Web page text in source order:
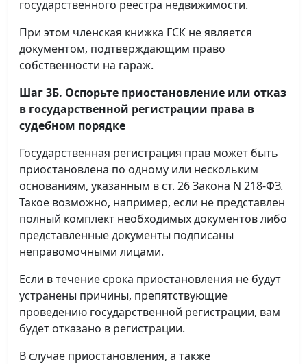
государственного реестра недвижимости.
При этом членская книжка ГСК не является
документом, подтверждающим право
собственности на гараж.
Шаг 3Б. Оспорьте приостановление или отказ
в государственной регистрации права в
судебном порядке
Государственная регистрация прав может быть
приостановлена по одному или нескольким
основаниям, указанным в ст. 26 Закона N 218-ФЗ.
Такое возможно, например, если не представлен
полный комплект необходимых документов либо
представленные документы подписаны
неправомочными лицами.
Если в течение срока приостановления не будут
устранены причины, препятствующие
проведению государственной регистрации, вам
будет отказано в регистрации.
В случае приостановления, а также